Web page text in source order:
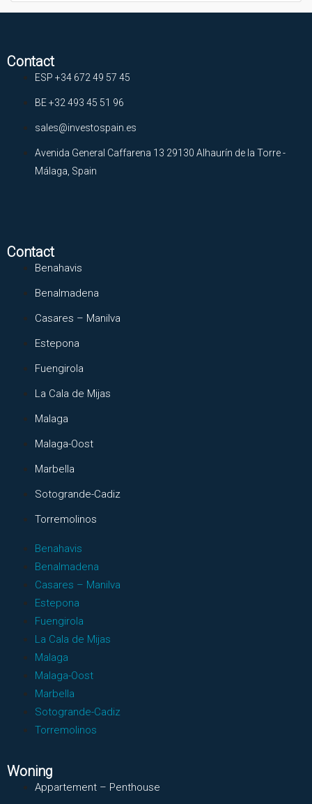
Contact
ESP +34 672 49 57 45
BE +32 493 45 51 96
sales@investospain.es
Avenida General Caffarena 13 29130 Alhaurín de la Torre -
Málaga, Spain
Contact
Benahavis
Benalmadena
Casares – Manilva
Estepona
Fuengirola
La Cala de Mijas
Malaga
Malaga-Oost
Marbella
Sotogrande-Cadiz
Torremolinos
Benahavis
Benalmadena
Casares – Manilva
Estepona
Fuengirola
La Cala de Mijas
Malaga
Malaga-Oost
Marbella
Sotogrande-Cadiz
Torremolinos
Woning
Appartement – Penthouse